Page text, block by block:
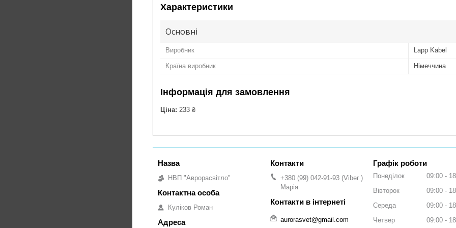
Характеристики
Основні
Виробник Lapp Kabel
Країна виробник Німеччина
Інформація для замовлення
Ціна: 233 ₴
НВП "Аврорасвітло"
Куліков Роман
+380 (99) 042-91-93 Viber
Марія
aurorasvet@gmail.com
Графік роботи
Понеділок 09:00
Вівторок
09:00
Середа
09:00
Четвер
09:00